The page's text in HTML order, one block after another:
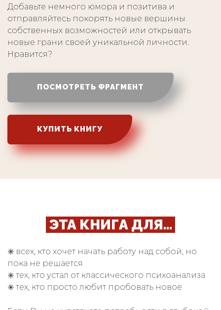
Добавьте немного юмора и позитива и
отправляйтесь покорять новые вершины
собственных возможностей или открывать
новые грани своей уникальной личности.
Нравится?
ПОСМОТРЕТЬ ФРАГМЕНТ
КУПИТЬ КНИГУ
ЭТА КНИГА ДЛЯ...
✳️ всех, кто хочет начать работу над собой, но
пока не решается
✳️ тех, кто устал от классического психоанализа
✳️ тех, кто просто любит пробовать новое